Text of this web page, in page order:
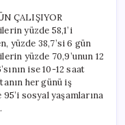
ÇALIŞIYOR
yüzde 58,1’i
yüzde 38,7’si 6 gün
yüzde 70,9’unun 12
ise 10-12 saat
her günü iş
sosyal yaşamlarına